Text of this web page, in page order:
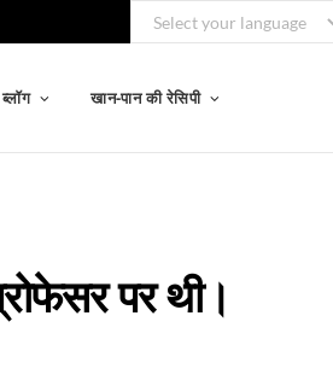
खान-पान की रेसिपी
पर थी।